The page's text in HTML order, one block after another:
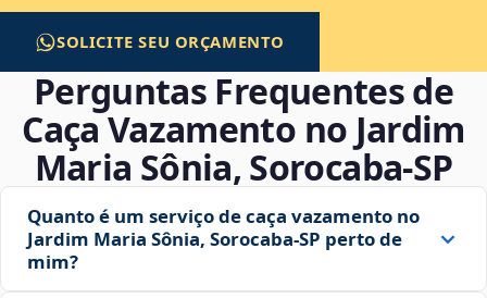
SOLICITE SEU ORÇAMENTO
Perguntas Frequentes de
Caça Vazamento no Jardim
Maria Sônia, Sorocaba‑SP
Quanto é um serviço de caça vazamento no
Jardim Maria Sônia, Sorocaba‑SP perto de
mim?